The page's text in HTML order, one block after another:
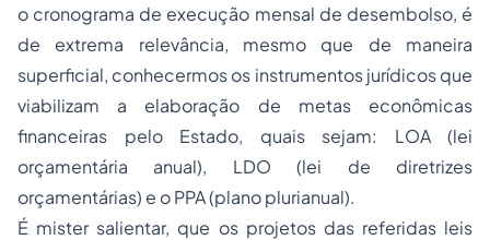
o cronograma de execução mensal de desembolso, é
de extrema relevância, mesmo que de maneira
superficial, conhecermos os instrumentos jurídicos que
viabilizam a elaboração de metas econômicas
financeiras pelo Estado, quais sejam: LOA (lei
orçamentária anual), LDO (lei de diretrizes
orçamentárias) e o PPA (plano plurianual).
É mister salientar, que os projetos das referidas leis